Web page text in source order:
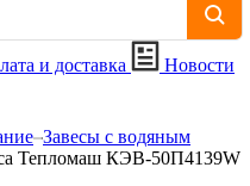
и доставка
Новости
Завесы с водяным
Тепломаш КЭВ-50П4139W